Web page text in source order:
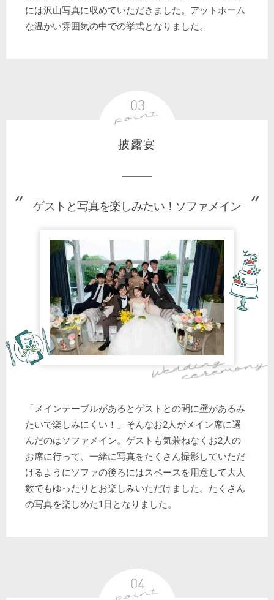
には沢山写真に収めていただきました。アットホーム
な温かい雰囲気の中での挙式となりました。
披露宴
ゲストと写真を楽しみたい！ソファメイン
「メインテーブルがあるとゲストとの間に壁があるみ
たいで楽しみにくい！」そんなお2人がメイン席に選
んだのはソファメイン。ゲストも気兼ねなくお2人の
お席に行って、一緒に写真をたくさん撮影していただ
けるようにソファの後ろにはスペースを用意して大人
数でもゆったりとお楽しみいただけました。たくさん
の写真を楽しめた1日となりました。